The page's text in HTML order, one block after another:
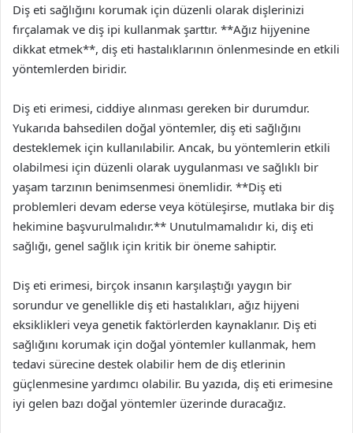
Diş eti sağlığını korumak için düzenli olarak dişlerinizi
fırçalamak ve diş ipi kullanmak şarttır. **Ağız hijyenine
dikkat etmek**, diş eti hastalıklarının önlenmesinde en etkili
yöntemlerden biridir.
Diş eti erimesi, ciddiye alınması gereken bir durumdur.
Yukarıda bahsedilen doğal yöntemler, diş eti sağlığını
desteklemek için kullanılabilir. Ancak, bu yöntemlerin etkili
olabilmesi için düzenli olarak uygulanması ve sağlıklı bir
yaşam tarzının benimsenmesi önemlidir. **Diş eti
problemleri devam ederse veya kötüleşirse, mutlaka bir diş
hekimine başvurulmalıdır.** Unutulmamalıdır ki, diş eti
sağlığı, genel sağlık için kritik bir öneme sahiptir.
Diş eti erimesi, birçok insanın karşılaştığı yaygın bir
sorundur ve genellikle diş eti hastalıkları, ağız hijyeni
eksiklikleri veya genetik faktörlerden kaynaklanır. Diş eti
sağlığını korumak için doğal yöntemler kullanmak, hem
tedavi sürecine destek olabilir hem de diş etlerinin
güçlenmesine yardımcı olabilir. Bu yazıda, diş eti erimesine
iyi gelen bazı doğal yöntemler üzerinde duracağız.